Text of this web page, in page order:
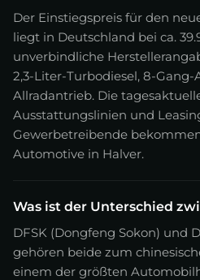
Der Einstiegspreis für den
liegt in Deutschland bei ca.
unverbindliche
2,3-Liter-Turbodiesel, 8-
Allradantrieb. Die
Ausstattungslinien und
Gewerbetreibende
Automotive in Halver.
Was ist der Unterschied
DFSK (Dongfeng Sokon) und
gehören beide zum
einem der größten